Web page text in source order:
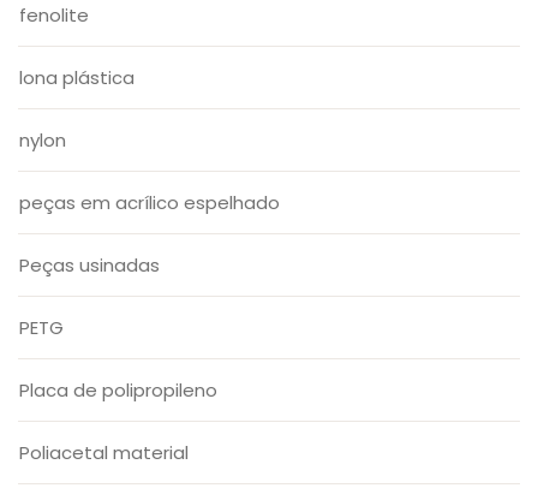
fenolite
lona plástica
nylon
peças em acrílico espelhado
Peças usinadas
PETG
Placa de polipropileno
Poliacetal material